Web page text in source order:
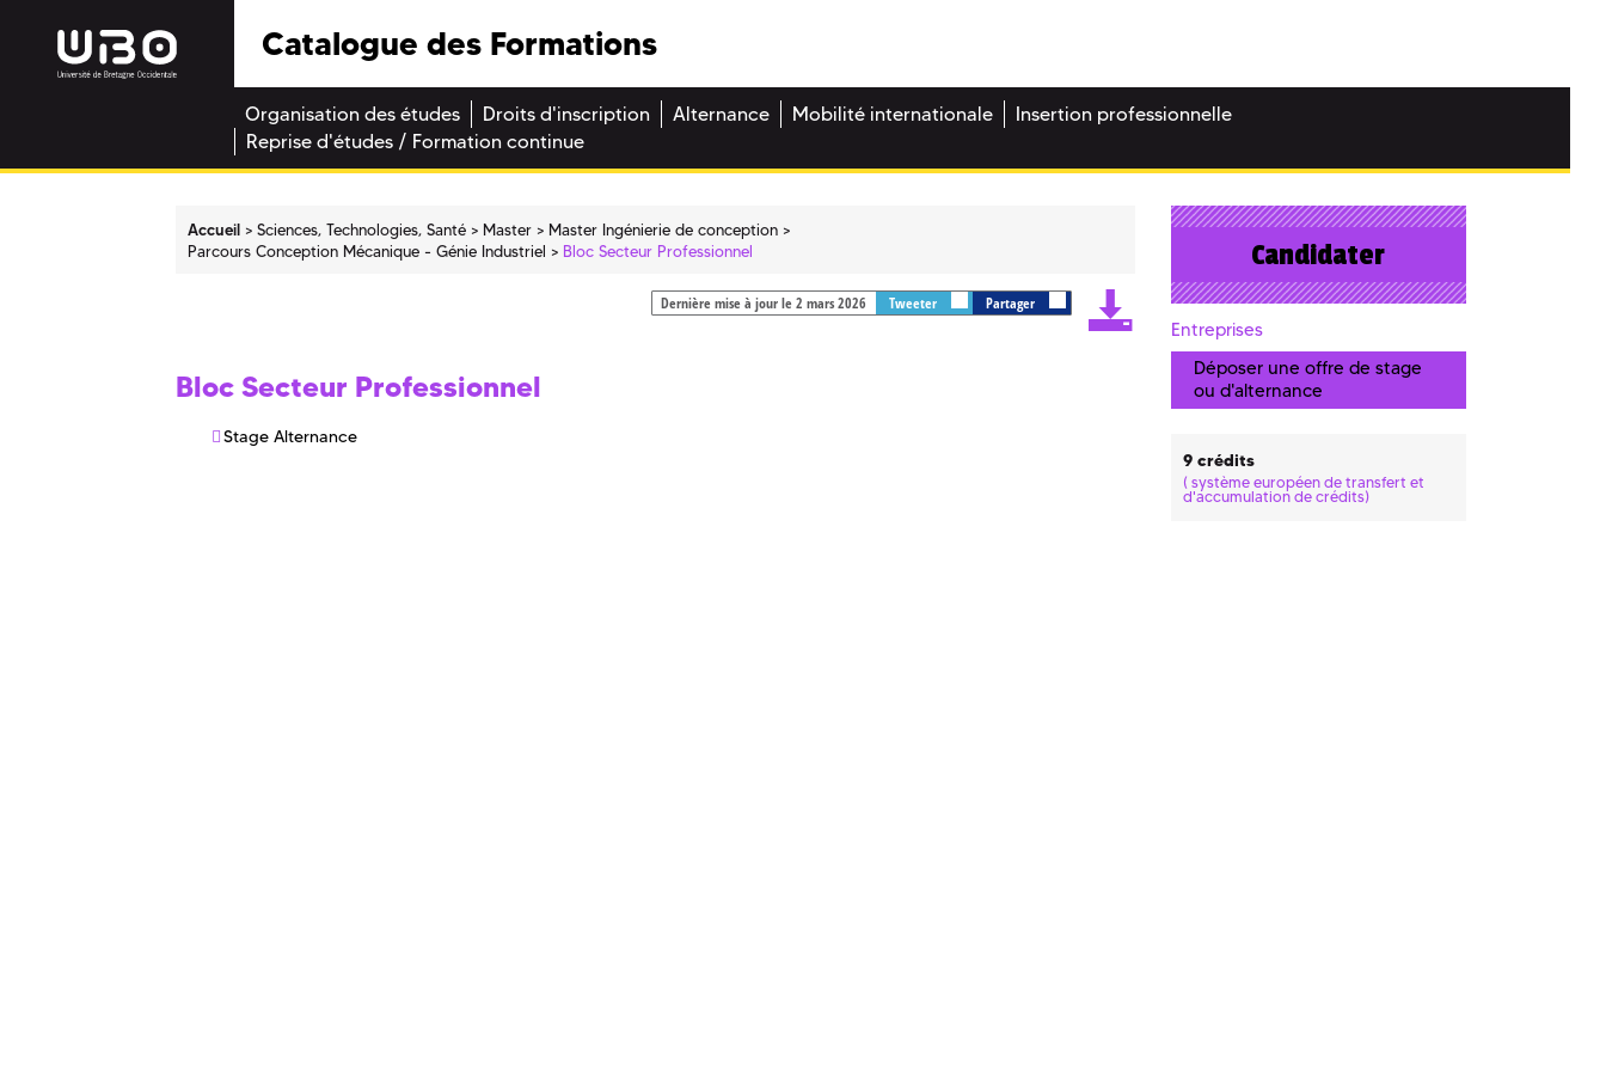
Catalogue des Formations
Organisation des études Droits d'inscription Alternance Mobilité internationale
Insertion professionnelle
Reprise d'études / Formation continue
Accueil Sciences, Technologies, Santé Master
Master Ingénierie de conception
Parcours Conception Mécanique - Génie Industriel
Bloc Secteur Professionnel
Dernière mise à jour le 2 mars 2026 Tweeter Partager
Bloc Secteur Professionnel
Stage Alternance
Candidater
Entreprises
Déposer une offre de stage
ou d'alternance
9 crédits
( système européen de transfert et
d'accumulation de crédits)